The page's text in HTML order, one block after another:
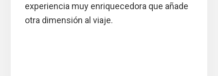
experiencia muy enriquecedora que añade
otra dimensión al viaje.